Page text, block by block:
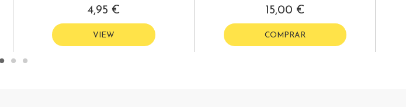
4,95 €
VIEW
15,00 €
COMPRAR